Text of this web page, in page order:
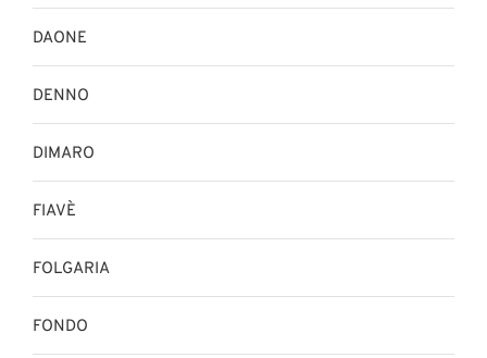
DAONE
DENNO
DIMARO
FIAVÈ
FOLGARIA
FONDO